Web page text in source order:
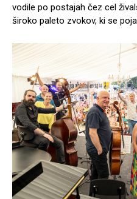
vodile po postajah čez cel
široko paleto zvokov, ki se